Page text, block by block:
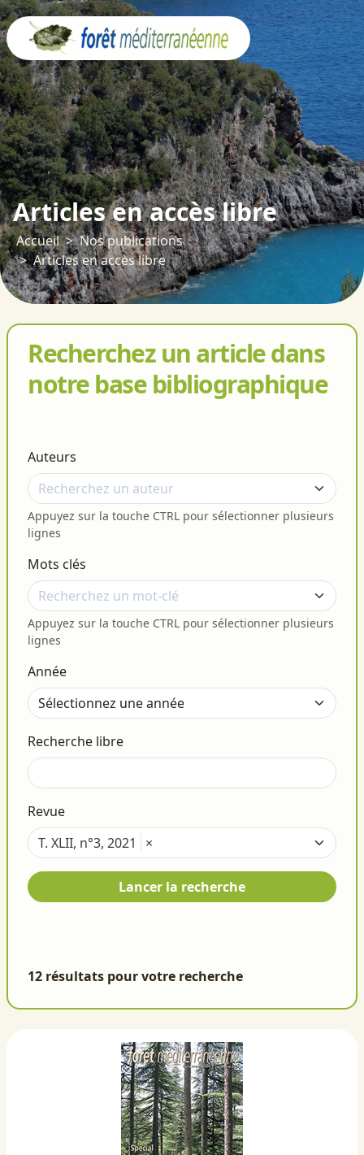
Articles en accès libre
Accueil
Nos publications
Articles en accès libre
Recherchez un article dans
notre base bibliographique
Auteurs
Appuyez sur la touche CTRL pour sélectionner plusieurs
lignes
Mots clés
Appuyez sur la touche CTRL pour sélectionner plusieurs
lignes
Année
Recherche libre
Revue
T. XLII, n°3, 2021
×
Lancer la recherche
12 résultats pour votre recherche
Panneau de gestion des cookies